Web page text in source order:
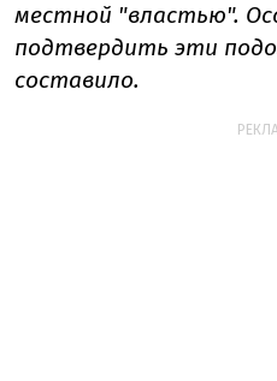
местной "властью".
подтвердить эти
составило.